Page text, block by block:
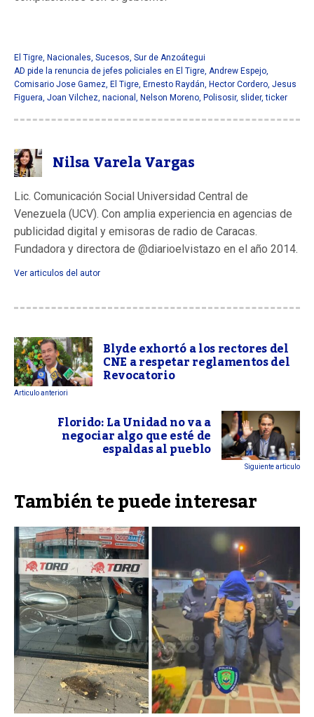
El Tigre, Nacionales, Sucesos, Sur de Anzoátegui
AD pide la renuncia de jefes policiales en El Tigre, Andrew Espejo,
Comisario Jose Gamez, El Tigre, Ernesto Raydán, Hector Cordero, Jesus
Figuera, Joan Vilchez, nacional , Nelson Moreno, Polisosir, slider,ticker
Nilsa Varela Vargas
Lic. Comunicación Social Universidad Central de
Venezuela (UCV). Con amplia experiencia en agencias de
publicidad digital y emisoras de radio de Caracas.
Fundadora y directora de @diarioelvistazo en el año 2014.
Ver articulos del autor
Blyde exhortó a los rectores del
CNE a respetar reglamentos del
Revocatorio
Articulo anteriori
Florido: La Unidad no va a
negociar algo que esté de
espaldas al pueblo
Siguiente articulo
También te puede interesar